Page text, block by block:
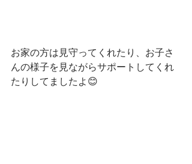
お家の方は見守ってくれたり、お子さ
んの様子を見ながらサポートしてくれ
たりしてましたよ😊